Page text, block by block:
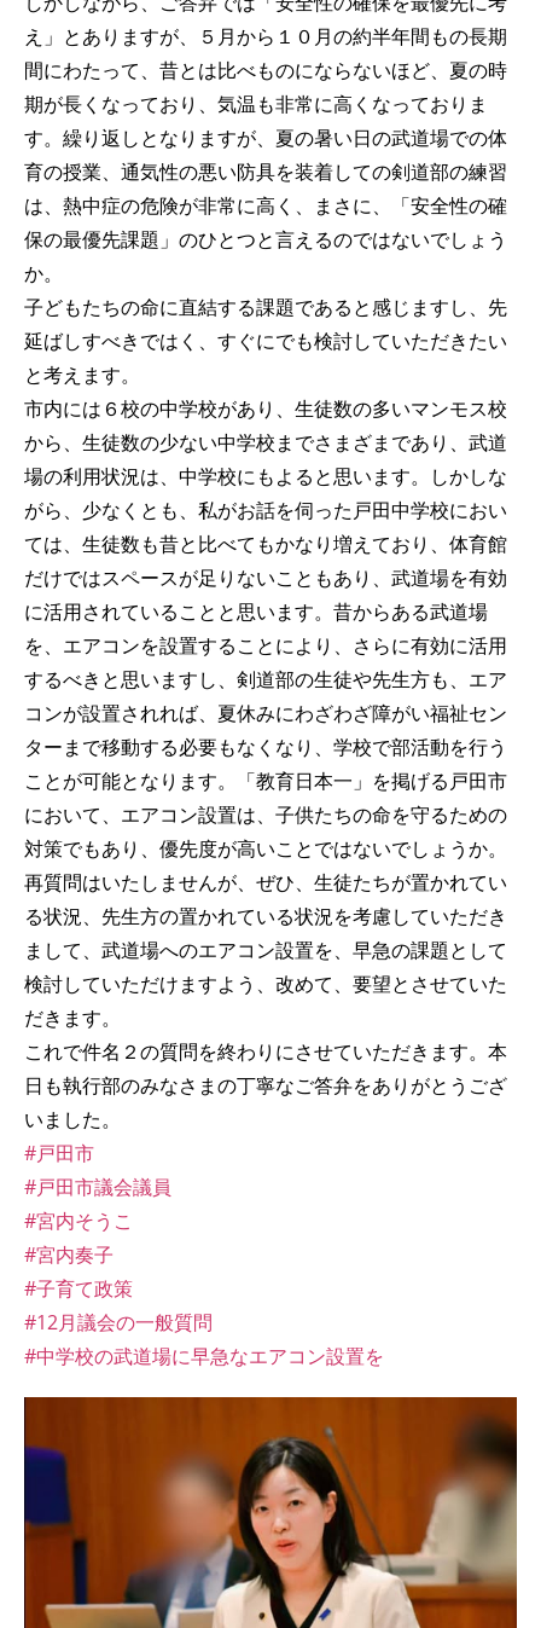
え」とありますが、５月から１０月の約半年間もの長期
間にわたって、昔とは比べものにならないほど、夏の時
期が長くなっており、気温も非常に高くなっておりま
す。繰り返しとなりますが、夏の暑い日の武道場での体
育の授業、通気性の悪い防具を装着しての剣道部の練習
は、熱中症の危険が非常に高く、まさに、「安全性の確
保の最優先課題」のひとつと言えるのではないでしょう
か。
子どもたちの命に直結する課題であると感じますし、先
延ばしすべきではく、すぐにでも検討していただきたい
と考えます。
市内には６校の中学校があり、生徒数の多いマンモス校
から、生徒数の少ない中学校までさまざまであり、武道
場の利用状況は、中学校にもよると思います。しかしな
がら、少なくとも、私がお話を伺った戸田中学校におい
ては、生徒数も昔と比べてもかなり増えており、体育館
だけではスペースが足りないこともあり、武道場を有効
に活用されていることと思います。昔からある武道場
を、エアコンを設置することにより、さらに有効に活用
するべきと思いますし、剣道部の生徒や先生方も、エア
コンが設置されれば、夏休みにわざわざ障がい福祉セン
ターまで移動する必要もなくなり、学校で部活動を行う
ことが可能となります。「教育日本一」を掲げる戸田市
において、エアコン設置は、子供たちの命を守るための
対策でもあり、優先度が高いことではないでしょうか。
再質問はいたしませんが、ぜひ、生徒たちが置かれてい
る状況、先生方の置かれている状況を考慮していただき
まして、武道場へのエアコン設置を、早急の課題として
検討していただけますよう、改めて、要望とさせていた
だきます。
これで件名２の質問を終わりにさせていただきます。本
日も執行部のみなさまの丁寧なご答弁をありがとうござ
いました。
#戸田市
#戸田市議会議員
#宮内そうこ
#宮内奏子
#子育て政策
#12月議会の一般質問
#中学校の武道場に早急なエアコン設置を